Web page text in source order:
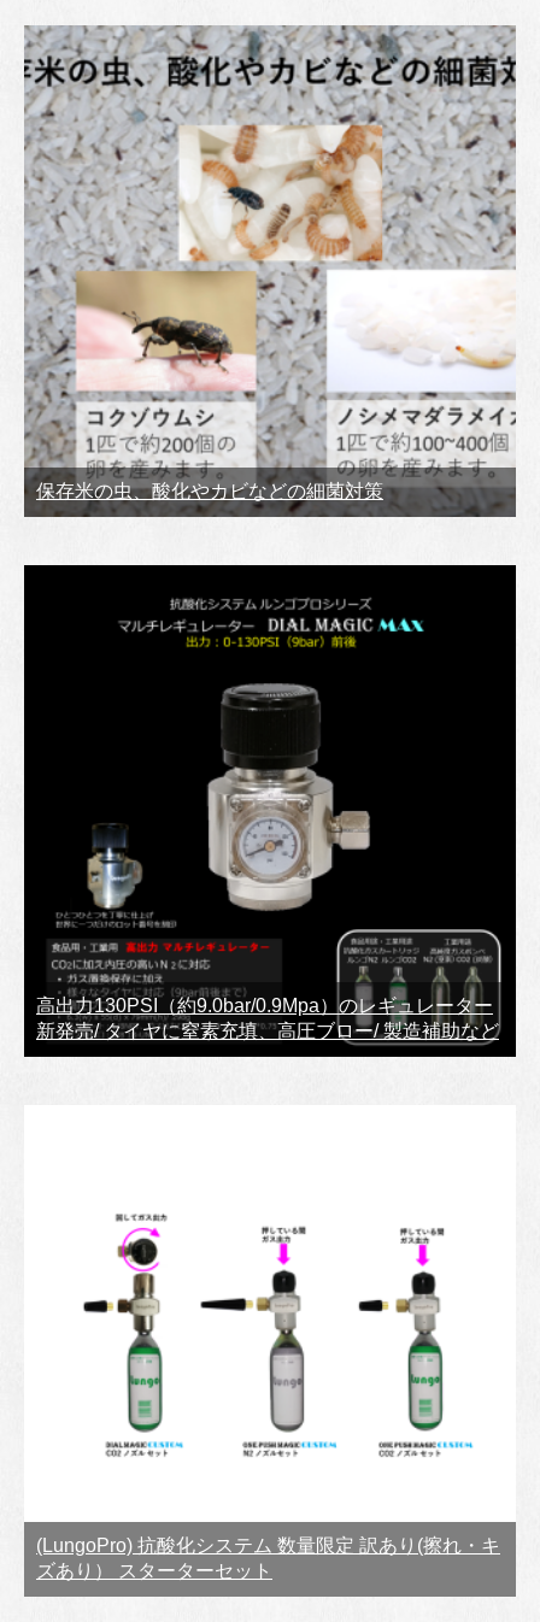
保存米の虫、酸化やカビなどの細菌対策
高出力130PSI（約9.0bar/0.9Mpa）のレギュレーター
新発売/ タイヤに窒素充填、高圧ブロー/ 製造補助など
(LungoPro) 抗酸化システム 数量限定 訳あり(擦れ・キ
ズあり） スターターセット